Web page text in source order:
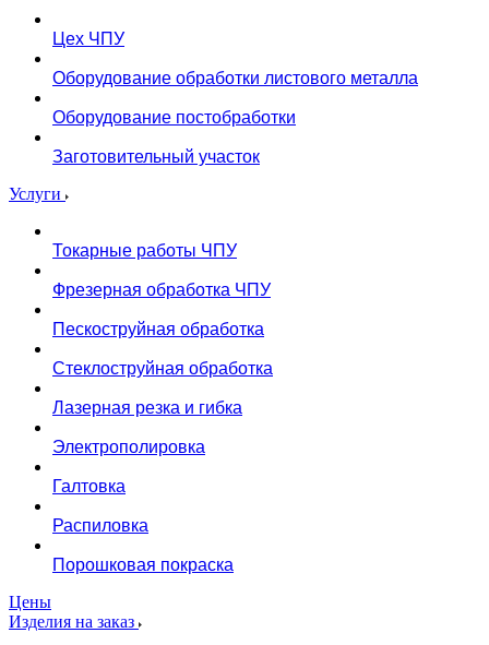
Цех ЧПУ
Оборудование обработки листового металла
Оборудование постобработки
Заготовительный участок
Услуги
Токарные работы ЧПУ
Фрезерная обработка ЧПУ
Пескоструйная обработка
Стеклоструйная обработка
Лазерная резка и гибка
Электрополировка
Галтовка
Распиловка
Порошковая покраска
Цены
Изделия на заказ